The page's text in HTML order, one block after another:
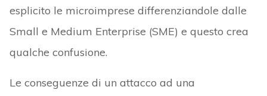
esplicito le microimprese differenziandole dalle
Small e Medium Enterprise (SME) e questo crea
qualche confusione.
Le conseguenze di un attacco ad una